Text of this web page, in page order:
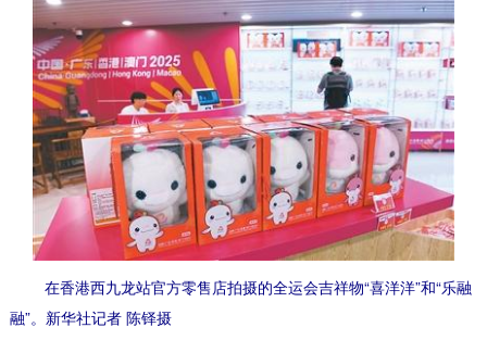
在香港西九龙站官方零售店拍摄的全运会吉祥物“喜洋洋”和“乐融
融”。新华社记者 陈铎摄